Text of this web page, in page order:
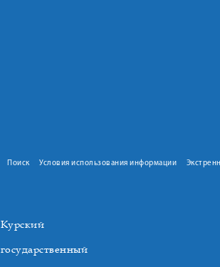
Поиск Условия использования информации
Курский
государственный